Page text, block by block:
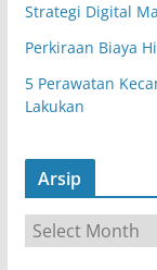
Strategi Digital
Perkiraan Biaya
5 Perawatan
Lakukan
Arsip